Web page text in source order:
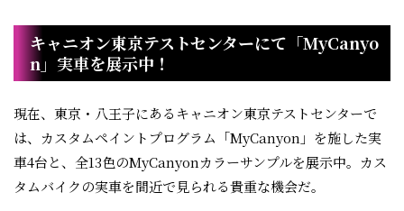
キャニオン東京テストセンターにて「MyCanyo
n」実車を展示中！
現在、東京・八王子にあるキャニオン東京テストセンターで
は、カスタムペイントプログラム「MyCanyon」を施した実
車4台と、全13色のMyCanyonカラーサンプルを展示中。カス
タムバイクの実車を間近で見られる貴重な機会だ。